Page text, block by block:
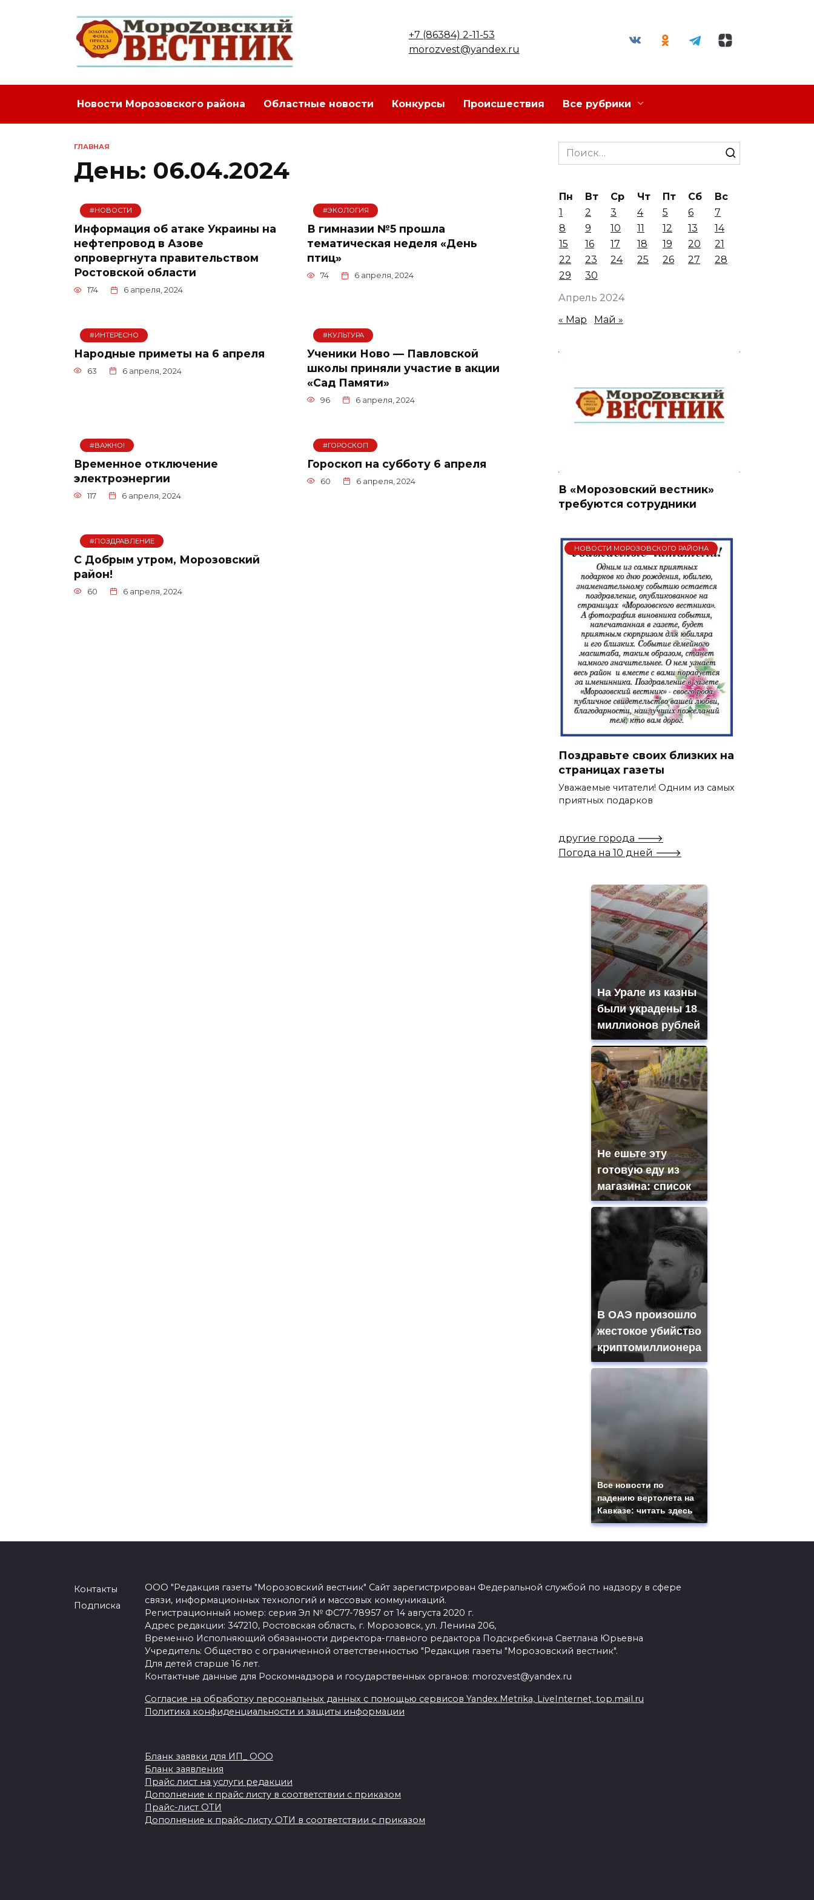
+7 (86384) 2-11-53
morozvest@yandex.ru
Новости Морозовского района Областные новости Конкурсы Происшествия Все рубрики
ГЛАВНАЯ
День: 06.04.2024
#НОВОСТИ
Информация об атаке Украины на
нефтепровод в Азове
опровергнута правительством
Ростовской области
174 6 апреля, 2024
#ЭКОЛОГИЯ
В гимназии №5 прошла
тематическая неделя «День
птиц»
74 6 апреля, 2024
#ИНТЕРЕСНО
Народные приметы на 6 апреля
63 6 апреля, 2024
#КУЛЬТУРА
Ученики Ново — Павловской
школы приняли участие в акции
«Сад Памяти»
96 6 апреля, 2024
#ВАЖНО!
Временное отключение
электроэнергии
117 6 апреля, 2024
#ГОРОСКОП
Гороскоп на субботу 6 апреля
60 6 апреля, 2024
#ПОЗДРАВЛЕНИЕ
С Добрым утром, Морозовский
район!
60 6 апреля, 2024
Search
for:
Апрель 2024
Пн Вт Ср Чт Пт Сб
Вс
1
2 3 4 5 6
7
8
9 10 11 12 13
14
15
16 17 18 19 20
21
22
23 24 25 26 27
28
29
30
« Мар Май »
В «Морозовский вестник»
требуются сотрудники
НОВОСТИ МОРОЗОВСКОГО РАЙОНА
Поздравьте своих близких на
страницах газеты
Уважаемые читатели! Одним из самых
приятных подарков
другие города 🡒
Погода на 10 дней 🡒
На Урале из казны
были украдены 18
миллионов рублей
Не ешьте эту
готовую еду из
магазина: список
В ОАЭ произошло
жестокое убийство
криптомиллионера
Все новости по
падению вертолета на
Кавказе: читать здесь
Контакты
Подписка
ООО "Редакция газеты "Морозовский вестник" Сайт зарегистрирован Федеральной службой по надзору в сфере
связи, информационных технологий и массовых коммуникаций.
Регистрационный номер: серия Эл № ФС77-78957 от 14 августа 2020 г.
Адрес редакции: 347210, Ростовская область, г. Морозовск, ул. Ленина 206,
Временно Исполняющий обязанности директора-главного редактора Подскребкина Светлана Юрьевна
Учредитель: Общество с ограниченной ответственностью "Редакция газеты "Морозовский вестник".
Для детей старше 16 лет.
Контактные данные для Роскомнадзора и государственных органов: morozvest@yandex.ru
Согласие на обработку персональных данных с помощью сервисов Yandex.Metrika, LiveInternet, top.mail.ru
Политика конфиденциальности и защиты информации
Бланк заявки для ИП_ ООО
Бланк заявления
Прайс лист на услуги редакции
Дополнение к прайс листу в соответствии с приказом
Прайс-лист ОТИ
Дополнение к прайс-листу ОТИ в соответствии с приказом